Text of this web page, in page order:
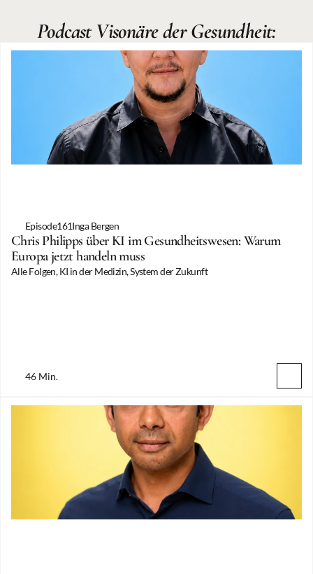
Podcast Visonäre der Gesundheit:
Episode161Inga Bergen
Chris Philipps über KI im Gesundheitswesen: Warum
Europa jetzt handeln muss
Alle Folgen, KI in der Medizin, System der Zukunft
46 Min.